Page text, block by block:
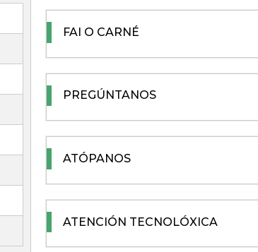
FAI O CARNÉ
PREGÚNTANOS
ATÓPANOS
ATENCIÓN TECNOLÓXICA